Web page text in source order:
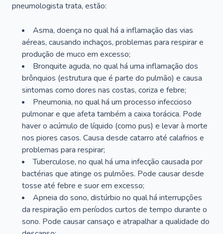
pneumologista trata, estão:
Asma, doença no qual há a inflamação das vias
aéreas, causando inchaços, problemas para respirar e
produção de muco em excesso;
Bronquite aguda, no qual há uma inflamação dos
brônquios (estrutura que é parte do pulmão) e causa
sintomas como dores nas costas, coriza e febre;
Pneumonia, no qual há um processo infeccioso
pulmonar e que afeta também a caixa torácica. Pode
haver o acúmulo de líquido (como pus) e levar à morte
nos piores casos. Causa desde catarro até calafrios e
problemas para respirar;
Tuberculose, no qual há uma infecção causada por
bactérias que atinge os pulmões. Pode causar desde
tosse até febre e suor em excesso;
Apneia do sono, distúrbio no qual há interrupções
da respiração em períodos curtos de tempo durante o
sono. Pode causar cansaço e atrapalhar a qualidade do